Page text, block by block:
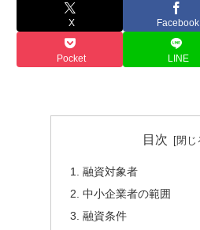
X Facebook
Pocket LINE
目次
融資対象者
中小企業者の範囲
融資条件